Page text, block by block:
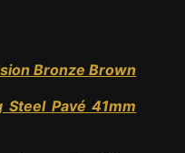
Bronze Brown
Pavé 41mm